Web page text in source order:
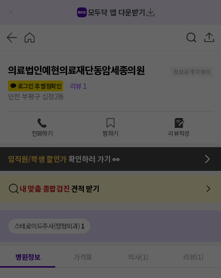
모두닥 앱 다운받기
의료법인예현의료재단동암세종의원
정보공개 미동의
로그인 후 별점확인
리뷰 1
인천 부평구 십정2동
전화하기 찜하기 리뷰작성
임직원/학생 할인가확인하러 가기 👀
내 맞춤 종합검진 견적 받기
스테로이드주사(정형외과) 1
병원정보 가격표 의사(1) 리뷰(1)